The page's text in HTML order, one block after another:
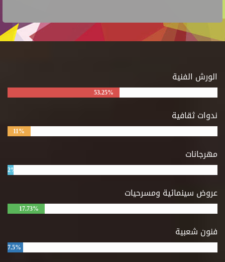
الورش الفنية
53.25%
ندوات ثقافية
11%
مهرجانات
2%
عروض سينمائية ومسرحيات
17.73%
فنون شعبية
7.5%